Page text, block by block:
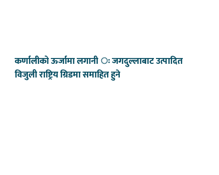
कर्णालीको ऊर्जामा लगानी ः जगदुल्लाबाट उत्पादित
विजुली राष्ट्रिय ग्रिडमा समाहित हुने